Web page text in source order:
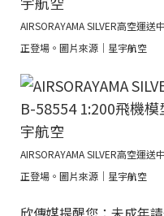
AIRSORAYAMA SILVER高空運
正登場。圖片來源｜星宇航空
AIRSORAYAMA SILVER高空運
正登場。圖片來源｜星宇航空